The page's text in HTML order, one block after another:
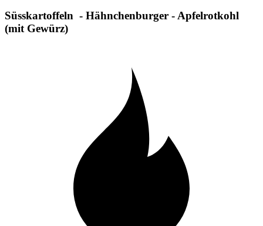
Süsskartoffeln - Hähnchenburger - Apfelrotkohl
(mit Gewürz)